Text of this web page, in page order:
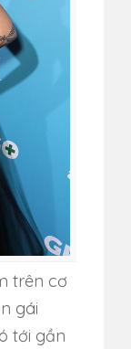
trên cơ
gái
tới gần